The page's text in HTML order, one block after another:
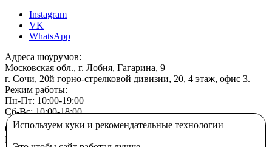
Instagram
VK
WhatsApp
Адреса шоурумов:
Московская обл., г. Лобня, Гагарина, 9
г. Сочи, 20й горно-стрелковой дивизии, 20, 4 этаж, офис 3.
Режим работы:
Пн-Пт: 10:00-19:00
Сб-Вс: 10:00-18:00
ООО Браланд
ИНН 9705226892
Используем куки и рекомендательные технологии